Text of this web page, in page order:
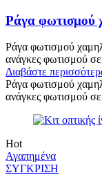
Ράγα φωτισμού
Ράγα φωτισμού
ανάγκες φωτισμού
Διαβάστε
Ράγα φωτισμού
ανάγκες φωτισμού
Hot
Αγαπημένα
ΣΥΓΚΡΙΣΗ